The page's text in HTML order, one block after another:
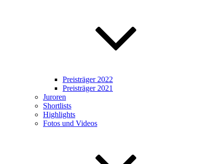
Preisträger 2022
Preisträger 2021
Juroren
Shortlists
Highlights
Fotos und Videos